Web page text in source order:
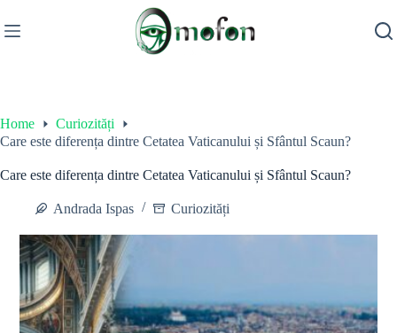
to
content
Home
Curiozități
Care este diferența dintre Cetatea Vaticanului și Sfântul Scaun?
Care este diferența dintre Cetatea Vaticanului și Sfântul Scaun?
Andrada Ispas Curiozități